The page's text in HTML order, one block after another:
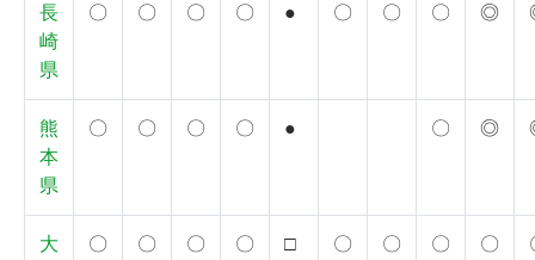
長
崎
県
〇 〇 〇 〇 ● 〇 〇 〇 ◎
熊
本
県
〇 〇 〇 〇 ● 〇 ◎
大
〇 〇 〇 〇 □ 〇 〇 〇 〇